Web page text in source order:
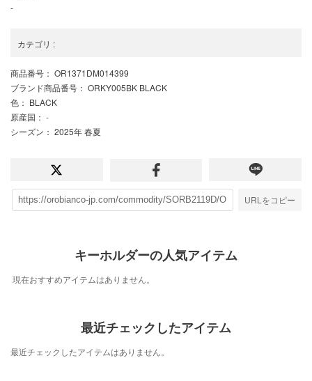
-
カテゴリ :
商品番号 ： OR1371DM014399
ブランド商品番号 ： ORKY005BK BLACK
色 ： BLACK
原産国 ： -
シーズン ： 2025年 春夏
URLをコピー
キーホルダーの人気アイテム
現在おすすめアイテムはありません。
最近チェックしたアイテム
最近チェックしたアイテムはありません。